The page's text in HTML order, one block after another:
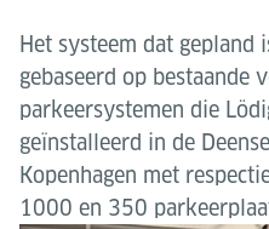
Het systeem dat gepland
gebaseerd op bestaande
parkeersystemen die
geïnstalleerd in de
Kopenhagen met
1000 en 350